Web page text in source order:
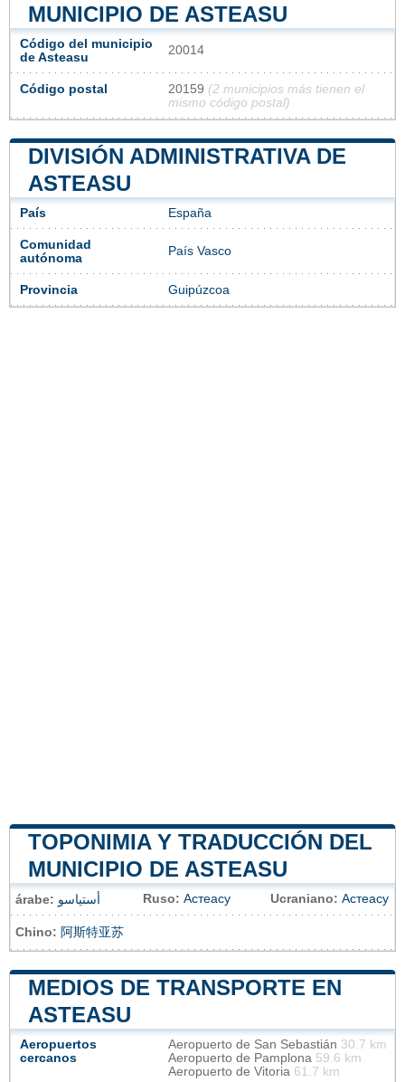
MUNICIPIO DE ASTEASU
Código del municipio
de Asteasu
20014
Código postal 20159 (2 municipios más tienen el
mismo código postal)
DIVISIÓN ADMINISTRATIVA DE
ASTEASU
País España
Comunidad
autónoma
País Vasco
Provincia Guipúzcoa
TOPONIMIA Y TRADUCCIÓN DEL
MUNICIPIO DE ASTEASU
árabe: أستياسو Ruso: Астеасу Ucraniano: Астеасу
Chino: 阿斯特亚苏
MEDIOS DE TRANSPORTE EN
ASTEASU
Aeropuertos
cercanos
Aeropuerto de San Sebastián 30.7 km
Aeropuerto de Pamplona 59.6 km
Aeropuerto de Vitoria 61.7 km